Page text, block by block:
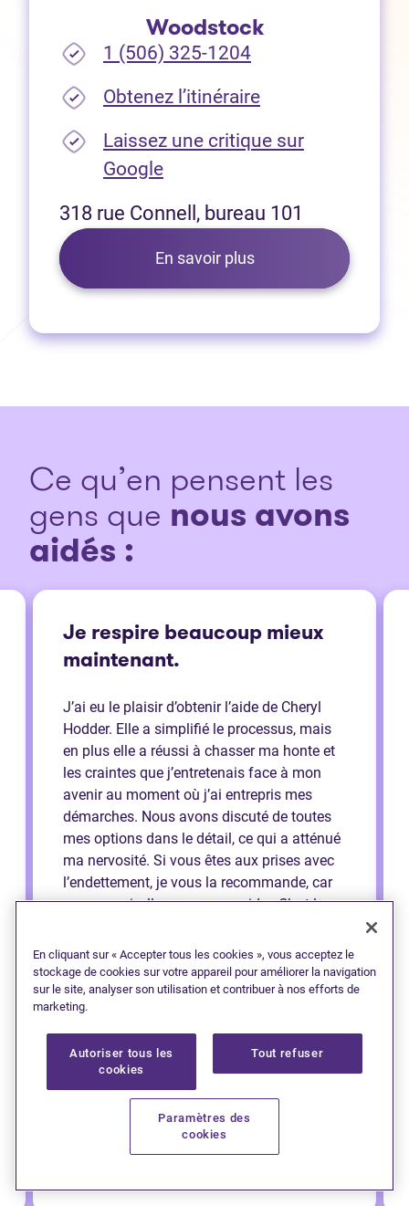
Woodstock
1 (506) 325-1204
Obtenez l’itinéraire(Ouvre dans un
Laissez une critique sur
Google(Ouvre dans un nouvel
318 rue Connell, bureau 101
En savoir plus
Ce qu’en pensent les
gens que nous avons
aidés :
Je respire beaucoup mieux
maintenant.
J’ai eu le plaisir d’obtenir l’aide de Cheryl
Hodder. Elle a simplifié le processus, mais
en plus elle a réussi à chasser ma honte et
les craintes que j’entretenais face à mon
avenir au moment où j’ai entrepris mes
démarches. Nous avons discuté de toutes
mes options dans le détail, ce qui a atténué
ma nervosité. Si vous êtes aux prises avec
l’endettement, je vous la recommande, car
croyez-moi, elle saura vous aider. C’est la
respirer un peu mieux maintenant que je
sais que je peux bâtir mon avenir de la
bonne manière. Merci Cheryl !
En cliquant sur « Accepter tous les cookies », vous acceptez le
stockage de cookies sur votre appareil pour améliorer la navigation
sur le site, analyser son utilisation et contribuer à nos efforts de
marketing.
Autoriser tous les
cookies
Tout refuser
Paramètres des
cookies